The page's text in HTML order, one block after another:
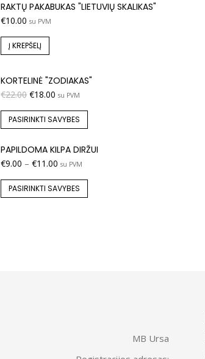
RAKTŲ PAKABUKAS "LIETUVIŲ SKALIKAS"
€10.00 su PVM
Į KREPŠELĮ
KORTELINĖ "ZODIAKAS"
€22.00 €18.00 su PVM
PASIRINKTI SAVYBES
PAPILDOMA KILPA DIRŽUI
€9.00 – €11.00 su PVM
PASIRINKTI SAVYBES
MB Ursa